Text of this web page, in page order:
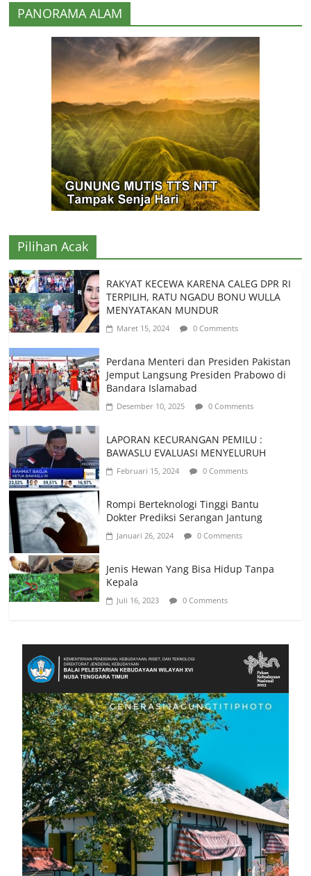
PANORAMA ALAM
Pilihan Acak
RAKYAT KECEWA KARENA CALEG DPR RI
TERPILIH, RATU NGADU BONU WULLA
MENYATAKAN MUNDUR
Maret 15, 2024 0 Comments
Perdana Menteri dan Presiden Pakistan
Jemput Langsung Presiden Prabowo di
Bandara Islamabad
Desember 10, 2025 0 Comments
LAPORAN KECURANGAN PEMILU :
BAWASLU EVALUASI MENYELURUH
Februari 15, 2024 0 Comments
Rompi Berteknologi Tinggi Bantu
Dokter Prediksi Serangan Jantung
Januari 26, 2024 0 Comments
Jenis Hewan Yang Bisa Hidup Tanpa
Kepala
Juli 16, 2023 0 Comments